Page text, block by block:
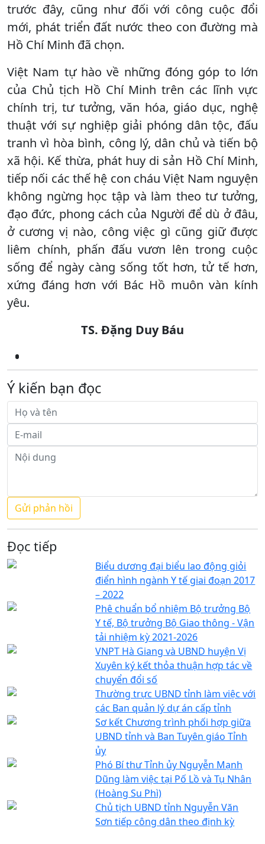
trước đây, cũng như đối với công cuộc đổi
mới, phát triển đất nước theo con đường mà
Hồ Chí Minh đã chọn.
Việt Nam tự hào về những đóng góp to lớn
của Chủ tịch Hồ Chí Minh trên các lĩnh vực
chính trị, tư tưởng, văn hóa, giáo dục, nghệ
thuật với sự nghiệp giải phóng dân tộc, đấu
tranh vì hòa bình, công lý, dân chủ và tiến bộ
xã hội. Kế thừa, phát huy di sản Hồ Chí Minh,
tiếp nối các thế hệ con cháu Việt Nam nguyện
không ngừng học tập và làm theo tư tưởng,
đạo đức, phong cách của Người để dù ở đâu,
ở cương vị nào, công việc gì cũng giữ được
liêm chính, phấn đấu vươn lên trong cuộc
sống để ngày càng sống tốt hơn, tử tế hơn,
xứng đáng hơn với Bác Hồ muôn vàn kính
yêu.
TS. Đặng Duy Báu
Ý kiến bạn đọc
Đọc tiếp
Biểu dương đại biểu lao động giỏi
điển hình ngành Y tế giai đoạn 2017
– 2022
Phê chuẩn bổ nhiệm Bộ trưởng Bộ
Y tế, Bộ trưởng Bộ Giao thông - Vận
tải nhiệm kỳ 2021-2026
VNPT Hà Giang và UBND huyện Vị
Xuyên ký kết thỏa thuận hợp tác về
chuyển đổi số
Thường trực UBND tỉnh làm việc với
các Ban quản lý dự án cấp tỉnh
Sơ kết Chương trình phối hợp giữa
UBND tỉnh và Ban Tuyên giáo Tỉnh
ủy
Phó Bí thư Tỉnh ủy Nguyễn Mạnh
Dũng làm việc tại Pố Lồ và Tụ Nhân
(Hoàng Su Phì)
Chủ tịch UBND tỉnh Nguyễn Văn
Sơn tiếp công dân theo định kỳ